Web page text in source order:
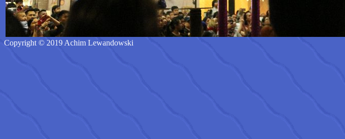
Copyright © 2019 Achim Lewandowski